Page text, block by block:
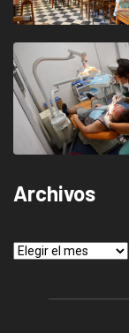
Archivos
Archivos